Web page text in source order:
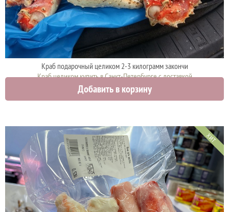
Краб подарочный целиком 2-3 килограмм закончи
Краб целиком купить в Санкт-Петербурге с доставкой
5000 руб.
Добавить в корзину
ХИТ